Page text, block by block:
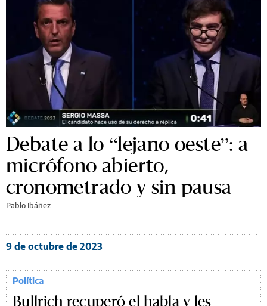
Debate a lo “lejano oeste”: a
micrófono abierto,
cronometrado y sin pausa
Pablo Ibáñez
9 de octubre de 2023
Política
Bullrich recuperó el habla y les